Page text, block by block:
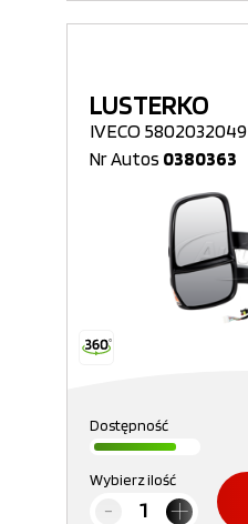
LUSTERKO
IVECO 5802032049
Nr Autos 0380363
Dostępność
Wybierz ilość